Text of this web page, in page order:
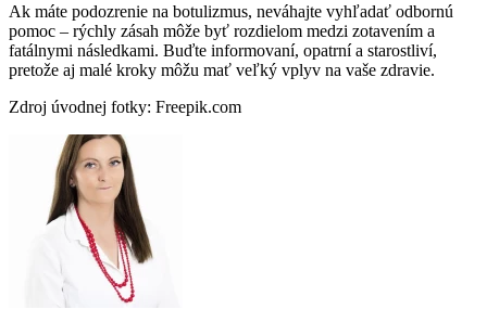
Ak máte podozrenie na botulizmus, neváhajte vyhľadať odbornú
pomoc – rýchly zásah môže byť rozdielom medzi zotavením a
fatálnymi následkami. Buďte informovaní, opatrní a starostliví,
pretože aj malé kroky môžu mať veľký vplyv na vaše zdravie.
Zdroj úvodnej fotky: Freepik.com